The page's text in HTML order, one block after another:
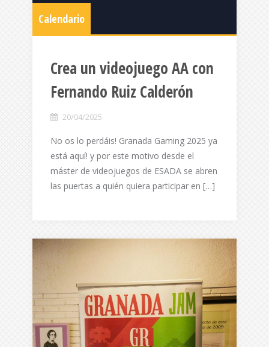
Calendario
Crea un videojuego AA con
Fernando Ruiz Calderón
20/04/2025
No os lo perdáis! Granada Gaming 2025 ya
está aquí! y por este motivo desde el
máster de videojuegos de ESADA se abren
las puertas a quién quiera participar en […]